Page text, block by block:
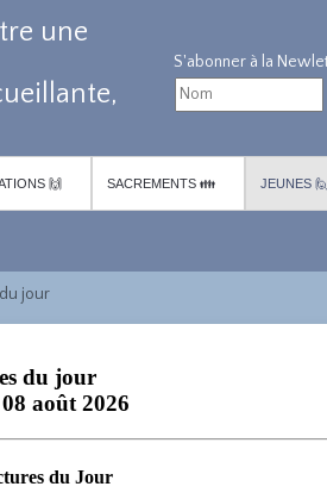
une
🙌 SACREMENTS 👪 JEUNES 🙋
jour